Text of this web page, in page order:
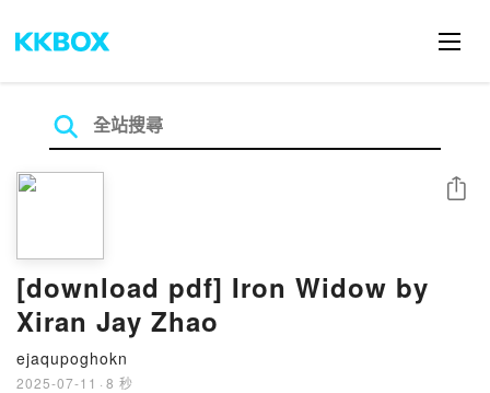
[download pdf] Iron Widow by
Xiran Jay Zhao
ejaqupoghokn
2025-07-11 · 8 秒
分享